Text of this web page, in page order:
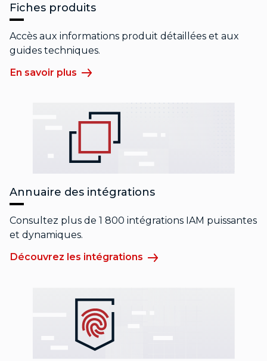
Fiches produits
Accès aux informations produit détaillées et aux
guides techniques.
En savoir plus
Annuaire des intégrations
Consultez plus de 1 800 intégrations IAM puissantes
et dynamiques.
Découvrez les intégrations